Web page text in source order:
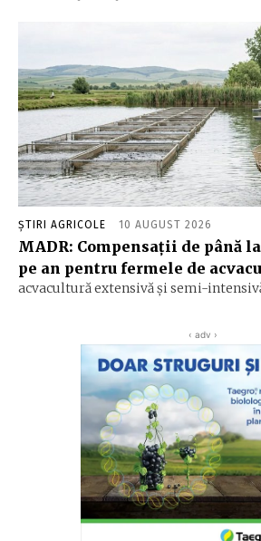
ȘTIRI AGRICOLE 10 AUGUST 2026
MADR: Compensaţii de până
pe an pentru fermele de
acvacultură extensivă şi semi-
‹ adv ›